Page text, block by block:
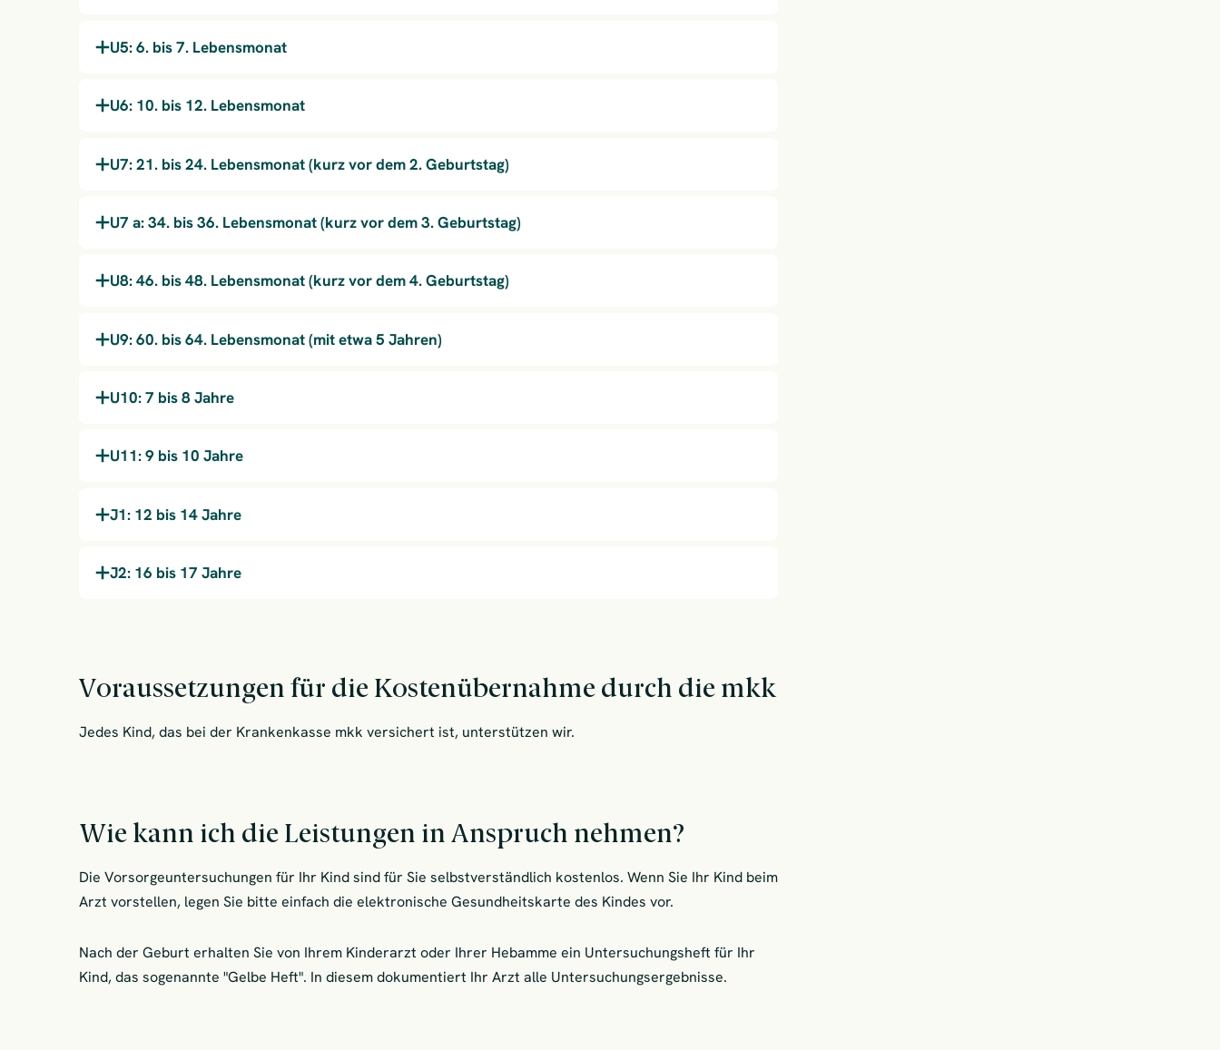
U5: 6. bis 7. Lebensmonat
U6: 10. bis 12. Lebensmonat
U7: 21. bis 24. Lebensmonat (kurz vor dem 2. Geburtstag)
U7 a: 34. bis 36. Lebensmonat (kurz vor dem 3. Geburtstag)
U8: 46. bis 48. Lebensmonat (kurz vor dem 4. Geburtstag)
U9: 60. bis 64. Lebensmonat (mit etwa 5 Jahren)
U10: 7 bis 8 Jahre
U11: 9 bis 10 Jahre
J1: 12 bis 14 Jahre
J2: 16 bis 17 Jahre
Voraussetzungen für die Kostenübernahme durch die mkk
Jedes Kind, das bei der Krankenkasse mkk versichert ist, unterstützen wir.
Wie kann ich die Leistungen in Anspruch nehmen?
Die Vorsorgeuntersuchungen für Ihr Kind sind für Sie selbstverständlich kostenlos. Wenn Sie Ihr Kind beim
Arzt vorstellen, legen Sie bitte einfach die elektronische Gesundheitskarte des Kindes vor.
Nach der Geburt erhalten Sie von Ihrem Kinderarzt oder Ihrer Hebamme ein Untersuchungsheft für Ihr
Kind, das sogenannte "Gelbe Heft". In diesem dokumentiert Ihr Arzt alle Untersuchungsergebnisse.